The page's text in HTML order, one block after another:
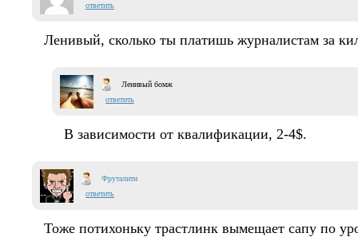
ответить
Ленивый, сколько ты платишь журналистам за
Ленивый бомж
ответить
В зависимости от квалификации, 2-4$.
Фруталити
ответить
Тоже потихоньку трастлинк вымещает сапу по